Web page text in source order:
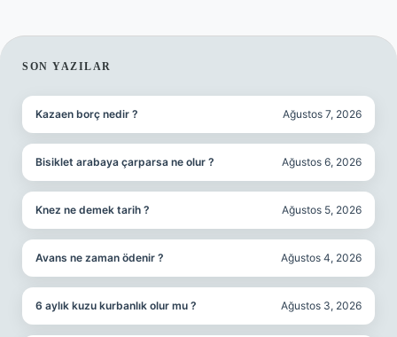
SIDEBAR
SON YAZILAR
Kazaen borç nedir ? Ağustos 7, 2026
Bisiklet arabaya çarparsa ne olur ? Ağustos 6, 2026
Knez ne demek tarih ? Ağustos 5, 2026
Avans ne zaman ödenir ? Ağustos 4, 2026
6 aylık kuzu kurbanlık olur mu ? Ağustos 3, 2026